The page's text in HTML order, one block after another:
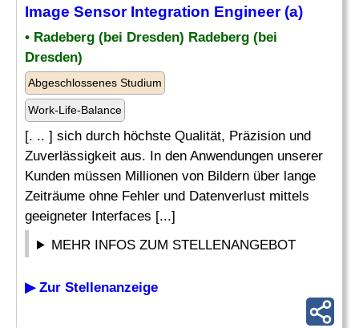
Image Sensor Integration Engineer (a)
• Radeberg (bei Dresden) Radeberg (bei
Dresden)
Abgeschlossenes Studium
Work-Life-Balance
[. .. ] sich durch höchste Qualität, Präzision und
Zuverlässigkeit aus. In den Anwendungen unserer
Kunden müssen Millionen von Bildern über lange
Zeiträume ohne Fehler und Datenverlust mittels
geeigneter Interfaces [...]
MEHR INFOS ZUM STELLENANGEBOT
▶ Zur Stellenanzeige